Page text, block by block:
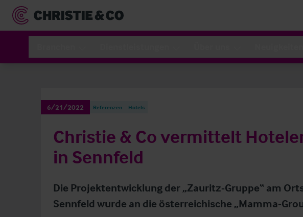
6/21/2022 Referenzen Hotels
Christie & Co vermittelt
in Sennfeld
Die Projektentwicklung der „Zauritz-Gruppe“ am
Sennfeld wurde an die österreichische „Mamma-